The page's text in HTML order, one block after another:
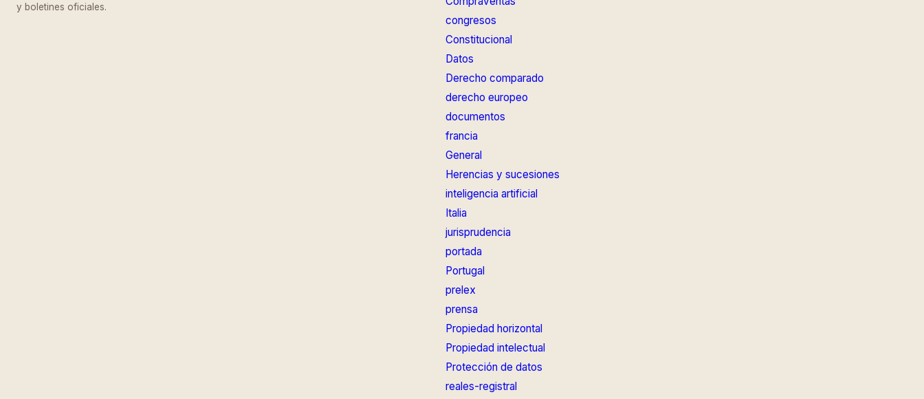
y boletines oficiales.
congresos
Constitucional
Datos
Derecho comparado
derecho europeo
documentos
francia
General
Herencias y sucesiones
inteligencia artificial
Italia
jurisprudencia
portada
Portugal
prelex
prensa
Propiedad horizontal
Propiedad intelectual
Protección de datos
reales-registral